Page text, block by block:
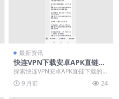
最新资讯
快连VPN下载安卓APK直链防
封
探索快连VPN安卓APK直链下载的
安全方法，帮助用户识别正版文件
特征并规避潜在风...
9 月前 24